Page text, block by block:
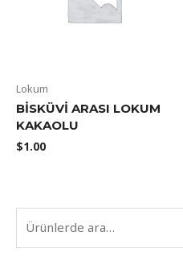
Lokum
BISKÜVI ARASI LOKUM
KAKAOLU
$1.00